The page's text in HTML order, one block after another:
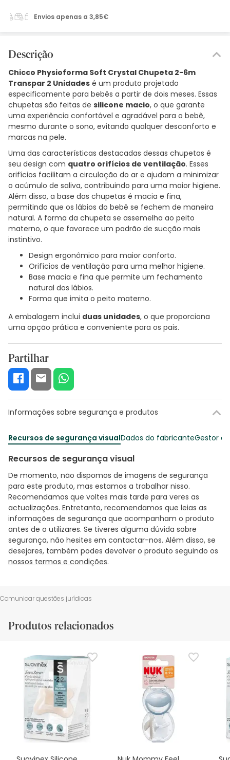
Envios apenas a 3,85€
Descrição
Chicco Physioforma Soft Crystal Chupeta 2-6m
Transpar 2 Unidades é um produto projetado
especificamente para bebês a partir de dois meses. Essas
chupetas são feitas de silicone macio, o que garante
uma experiência confortável e agradável para o bebê,
mesmo durante o sono, evitando qualquer desconforto e
marcas na pele.
Uma das características destacadas dessas chupetas é
seu design com quatro orifícios de ventilação. Esses
orifícios facilitam a circulação do ar e ajudam a minimizar
o acúmulo de saliva, contribuindo para uma maior higiene.
Além disso, a base das chupetas é macia e fina,
permitindo que os lábios do bebê se fechem de maneira
natural. A forma da chupeta se assemelha ao peito
materno, o que favorece um padrão de sucção mais
instintivo.
Design ergonômico para maior conforto.
Orifícios de ventilação para uma melhor higiene.
Base macia e fina que permite um fechamento
natural dos lábios.
Forma que imita o peito materno.
A embalagem inclui duas unidades, o que proporciona
uma opção prática e conveniente para os pais.
Partilhar
Informações sobre segurança e produtos
Recursos de segurança visualDados do fabricanteGestor
Recursos de segurança visual
De momento, não dispomos de imagens de segurança
para este produto, mas estamos a trabalhar nisso.
Recomendamos que voltes mais tarde para veres as
actualizações. Entretanto, recomendamos que leias as
informações de segurança que acompanham o produto
antes de o utilizares. Se tiveres alguma dúvida sobre
segurança, não hesites em contactar-nos. Além disso, se
desejares, também podes devolver o produto seguindo os
nossos termos e condições.
Comunicar questões jurídicas
Produtos relacionados